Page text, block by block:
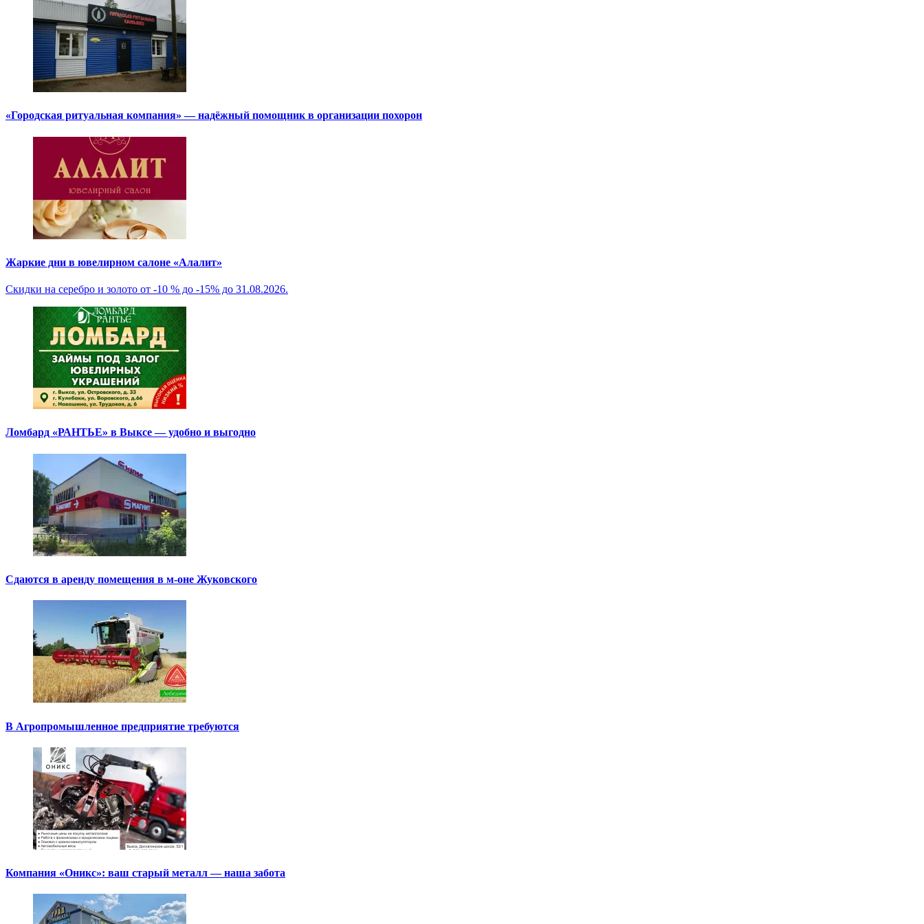
«Городская ритуальная компания» — надёжный помощник в организации похорон
Жаркие дни в ювелирном салоне «Алалит»
Скидки на серебро и золото от -10 % до -15% до 31.08.2026.
Ломбард «РАНТЬЕ» в Выксе — удобно и выгодно
Сдаются в аренду помещения в м-оне Жуковского
В Агропромышленное предприятие требуются
Компания «Оникс»: ваш старый металл — наша забота